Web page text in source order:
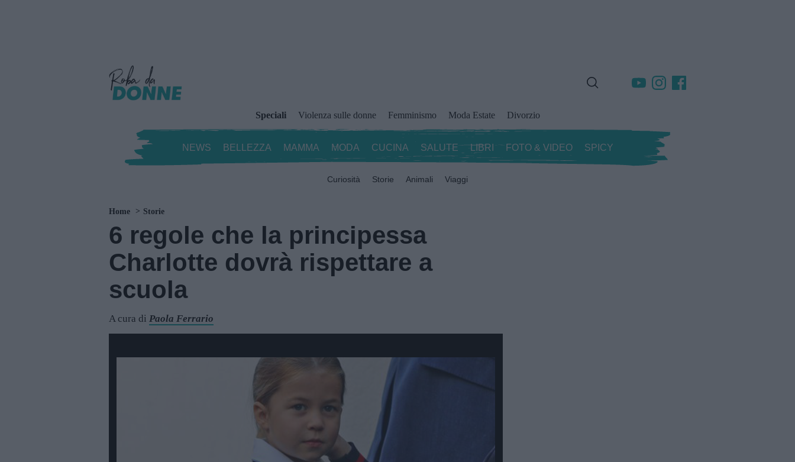
Speciali Violenza sulle donne Femminismo Moda Estate Divorzio
NEWS BELLEZZA MAMMA MODA CUCINA SALUTE LIBRI FOTO & VIDEO SPICY
Curiosità Storie Animali Viaggi
Home Storie
6 regole che la principessa
Charlotte dovrà rispettare a
scuola
A cura di Paola Ferrario